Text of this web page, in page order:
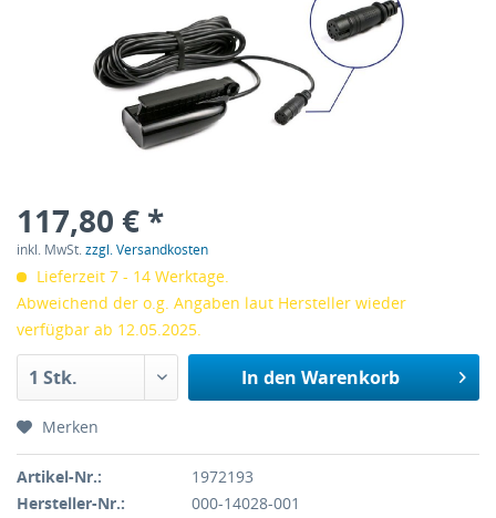
117,80 € *
inkl. MwSt.zzgl. Versandkosten
Lieferzeit 7 - 14 Werktage.
Abweichend der o.g. Angaben laut Hersteller wieder
verfügbar ab 12.05.2025.
In den Warenkorb
Merken
Artikel-Nr.:
1972193
Hersteller-Nr.:
000-14028-001